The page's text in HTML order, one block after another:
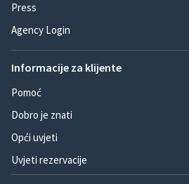
Press
Agency Login
Informacije za klijente
Pomoć
Dobro je znati
Opći uvjeti
Uvjeti rezervacije